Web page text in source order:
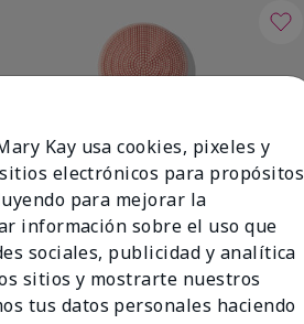
Kay usa cookies, pixeles y
electrónicos para propósitos
para mejorar la
información sobre el uso que
sociales, publicidad y analítica
sitios y mostrarte nuestros
tus datos personales haciendo